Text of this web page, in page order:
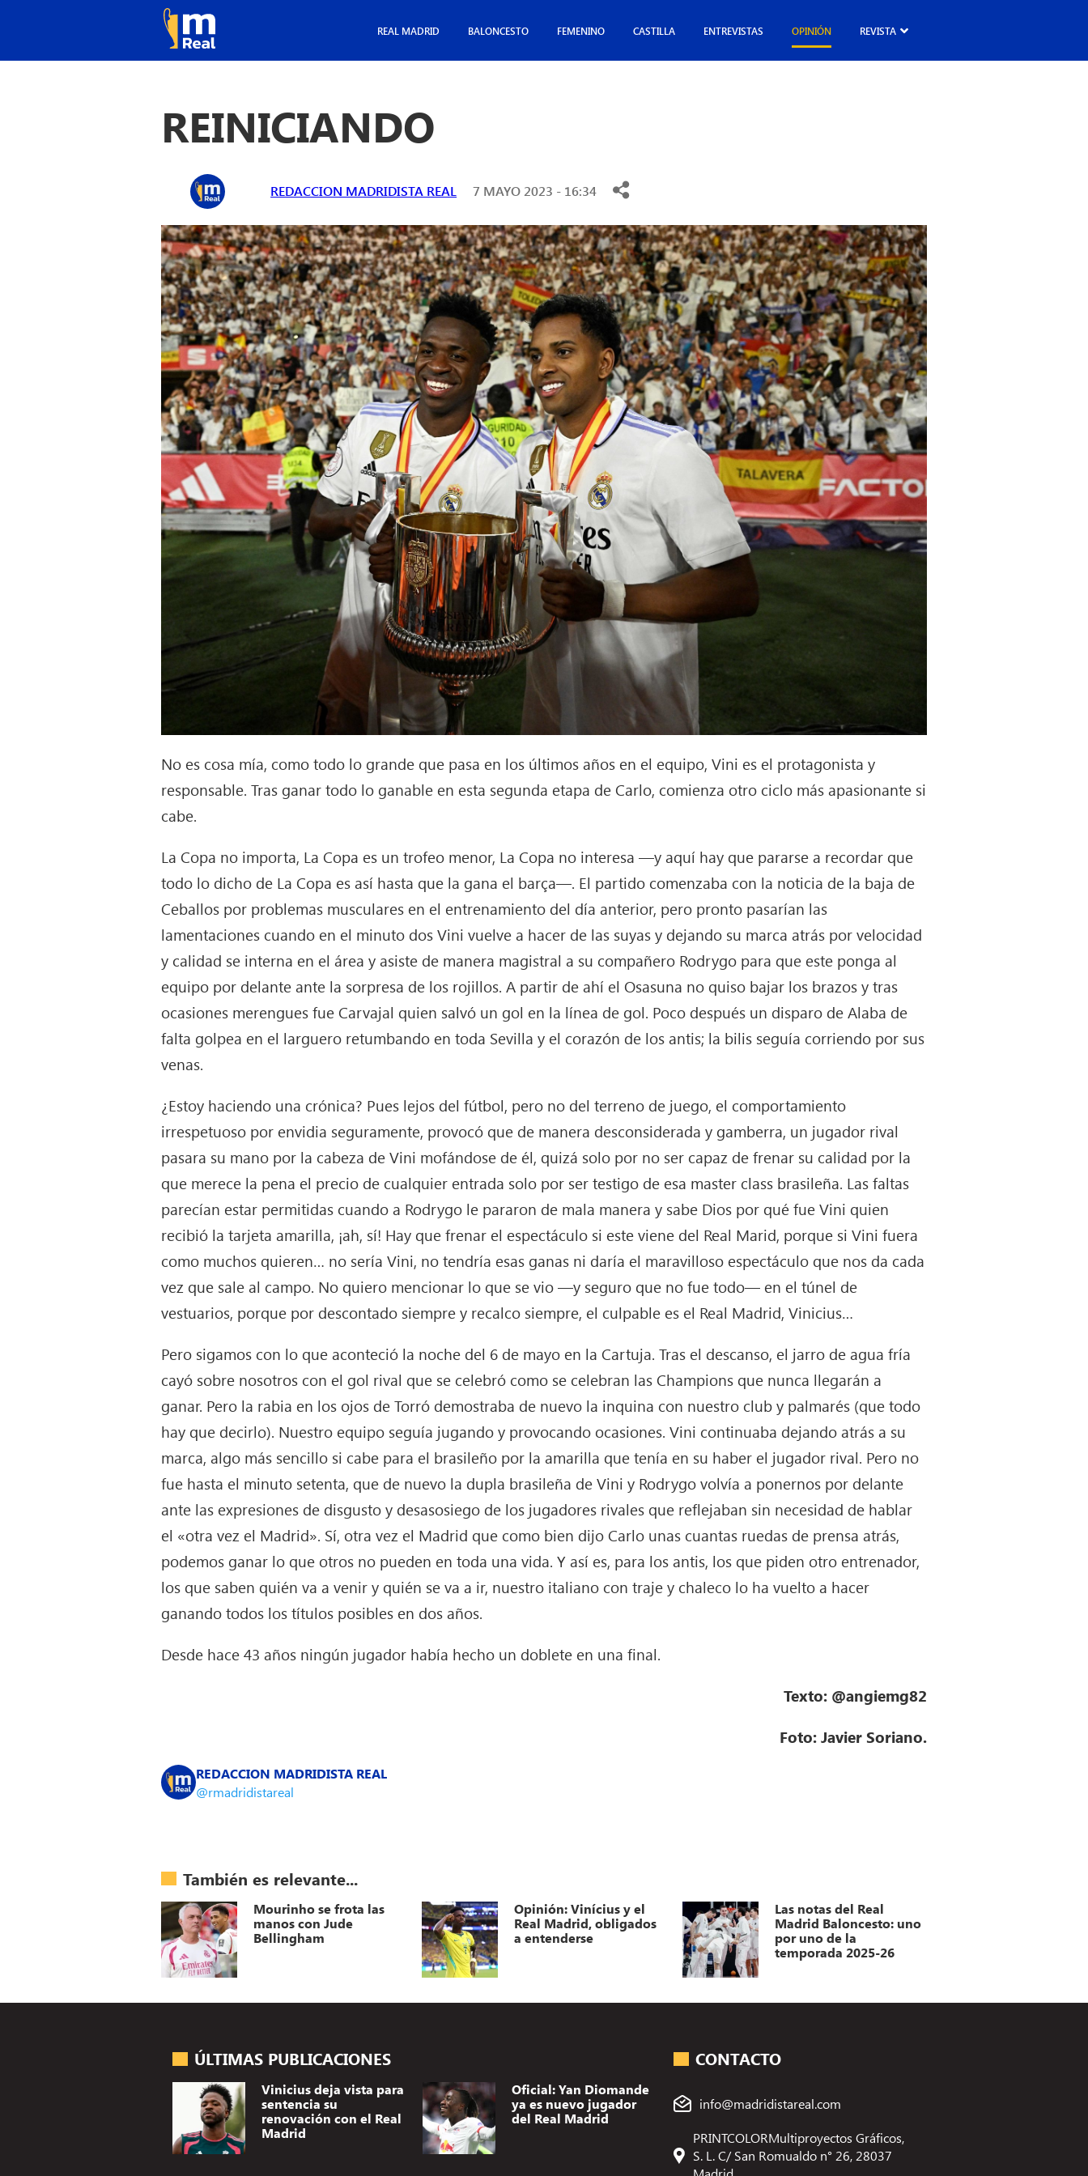
REAL MADRID BALONCESTO FEMENINO CASTILLA ENTREVISTAS OPINIÓN REVISTA
REINICIANDO
REDACCION MADRIDISTA REAL 7 MAYO 2023 - 16:34
No es cosa mía, como todo lo grande que pasa en los últimos años en el equipo, Vini es el protagonista y
responsable. Tras ganar todo lo ganable en esta segunda etapa de Carlo, comienza otro ciclo más apasionante si
cabe.
La Copa no importa, La Copa es un trofeo menor, La Copa no interesa —y aquí hay que pararse a recordar que
todo lo dicho de La Copa es así hasta que la gana el barça—. El partido comenzaba con la noticia de la baja de
Ceballos por problemas musculares en el entrenamiento del día anterior, pero pronto pasarían las
lamentaciones cuando en el minuto dos Vini vuelve a hacer de las suyas y dejando su marca atrás por velocidad
y calidad se interna en el área y asiste de manera magistral a su compañero Rodrygo para que este ponga al
equipo por delante ante la sorpresa de los rojillos. A partir de ahí el Osasuna no quiso bajar los brazos y tras
ocasiones merengues fue Carvajal quien salvó un gol en la línea de gol. Poco después un disparo de Alaba de
falta golpea en el larguero retumbando en toda Sevilla y el corazón de los antis; la bilis seguía corriendo por sus
venas.
¿Estoy haciendo una crónica? Pues lejos del fútbol, pero no del terreno de juego, el comportamiento
irrespetuoso por envidia seguramente, provocó que de manera desconsiderada y gamberra, un jugador rival
pasara su mano por la cabeza de Vini mofándose de él, quizá solo por no ser capaz de frenar su calidad por la
que merece la pena el precio de cualquier entrada solo por ser testigo de esa master class brasileña. Las faltas
parecían estar permitidas cuando a Rodrygo le pararon de mala manera y sabe Dios por qué fue Vini quien
recibió la tarjeta amarilla, ¡ah, sí! Hay que frenar el espectáculo si este viene del Real Marid, porque si Vini fuera
como muchos quieren… no sería Vini, no tendría esas ganas ni daría el maravilloso espectáculo que nos da cada
vez que sale al campo. No quiero mencionar lo que se vio —y seguro que no fue todo— en el túnel de
vestuarios, porque por descontado siempre y recalco siempre, el culpable es el Real Madrid, Vinicius…
Pero sigamos con lo que aconteció la noche del 6 de mayo en la Cartuja. Tras el descanso, el jarro de agua fría
cayó sobre nosotros con el gol rival que se celebró como se celebran las Champions que nunca llegarán a
ganar. Pero la rabia en los ojos de Torró demostraba de nuevo la inquina con nuestro club y palmarés (que todo
hay que decirlo). Nuestro equipo seguía jugando y provocando ocasiones. Vini continuaba dejando atrás a su
marca, algo más sencillo si cabe para el brasileño por la amarilla que tenía en su haber el jugador rival. Pero no
fue hasta el minuto setenta, que de nuevo la dupla brasileña de Vini y Rodrygo volvía a ponernos por delante
ante las expresiones de disgusto y desasosiego de los jugadores rivales que reflejaban sin necesidad de hablar
el «otra vez el Madrid». Sí, otra vez el Madrid que como bien dijo Carlo unas cuantas ruedas de prensa atrás,
podemos ganar lo que otros no pueden en toda una vida. Y así es, para los antis, los que piden otro entrenador,
los que saben quién va a venir y quién se va a ir, nuestro italiano con traje y chaleco lo ha vuelto a hacer
ganando todos los títulos posibles en dos años.
Desde hace 43 años ningún jugador había hecho un doblete en una final.
Texto: @angiemg82
Foto: Javier Soriano.
REDACCION MADRIDISTA REAL
@rmadridistareal
También es relevante...
Mourinho se frota las
manos con Jude
Bellingham
Opinión: Vinícius y el
Real Madrid, obligados
a entenderse
Las notas del Real
Madrid Baloncesto: uno
por uno de la
temporada 2025-26
ÚLTIMAS PUBLICACIONES
Vinicius deja vista para
sentencia su
renovación con el Real
Madrid
Oficial: Yan Diomande
ya es nuevo jugador
del Real Madrid
CONTACTO
info@madridistareal.com
PRINTCOLORMultiproyectos Gráficos,
S. L. C/ San Romualdo n° 26, 28037